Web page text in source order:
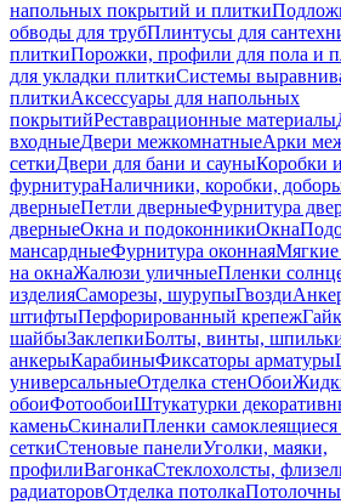
напольных покрытий и плитки
обводы для трубПлинтусы для
плиткиПорожки, профили для пола и
для укладки плиткиСистемы
плиткиАксессуары для напольных
покрытийРеставрационные материалы
входныеДвери межкомнатныеАрки
сеткиДвери для бани и сауныКоробки и
фурнитураНаличники, коробки,
дверныеПетли дверныеФурнитура
дверныеОкна и подоконникиОкна
мансардныеФурнитура оконнаяМягкие
на окнаЖалюзи уличныеПленки
изделияСаморезы, шурупыГвозди
штифтыПерфорированный крепеж
шайбыЗаклепкиБолты, винты,
анкерыКарабиныФиксаторы арматуры
универсальныеОтделка стенОбои
обоиФотообоиШтукатурки
каменьСкиналиПленки самоклеящиеся
сеткиСтеновые панелиУголки, маяки,
профилиВагонкаСтеклохолсты,
радиаторовОтделка потолка